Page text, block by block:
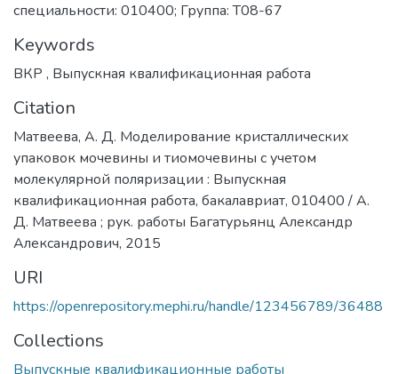
специальности: 010400; Группа: Т08-67
Keywords
ВКР , Выпускная квалификационная работа
Citation
Матвеева, А. Д. Моделирование кристаллических
упаковок мочевины и тиомочевины с учетом
молекулярной поляризации : Выпускная
квалификационная работа, бакалавриат, 010400 / А.
Д. Матвеева ; рук. работы Багатурьянц Александр
Александрович, 2015
URI
https://openrepository.mephi.ru/handle/123456789/36488
Collections
Выпускные квалификационные работы